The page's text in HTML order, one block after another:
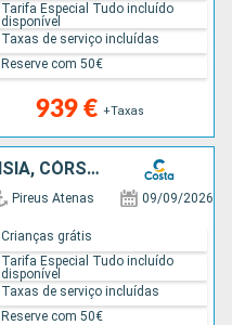
939 € +Taxas
Tarifa Especial Tudo incluído
disponível
Taxas de serviço incluídas
Reserve com 50€
GRÉCIA, MALTA, ITÁLIA, TUNÍSIA, CÓRSEGA (FRANÇA), FRANÇA, ESPANHA
Pireus Atenas 09/09/2026
Crianças grátis
Tarifa Especial Tudo incluído
disponível
Taxas de serviço incluídas
Reserve com 50€